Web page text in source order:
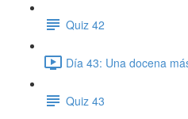
Quiz 42
Día 43: Una docena
Quiz 43